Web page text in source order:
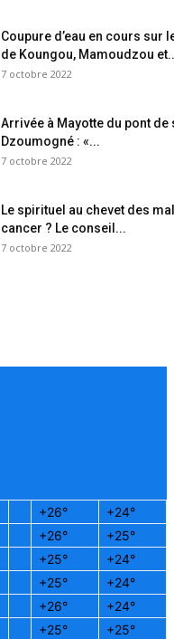
Coupure d’eau en cours sur
de Koungou, Mamoudzou
7 octobre 2022
Arrivée à Mayotte du pont
Dzoumogné : «...
7 octobre 2022
Le spirituel au chevet des
cancer ? Le conseil...
7 octobre 2022
+26° +24°
+26° +25°
+25° +24°
+25° +24°
+26° +24°
+25° +25°